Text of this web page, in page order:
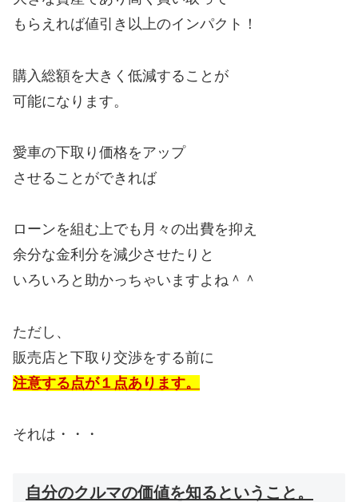
もらえれば値引き以上のインパクト！
購入総額を大きく低減することが
可能になります。
愛車の下取り価格をアップ
させることができれば
ローンを組む上でも月々の出費を抑え
余分な金利分を減少させたりと
いろいろと助かっちゃいますよね＾＾
ただし、
販売店と下取り交渉をする前に
注意する点が１点あります。
それは・・・
自分のクルマの価値を知るということ。